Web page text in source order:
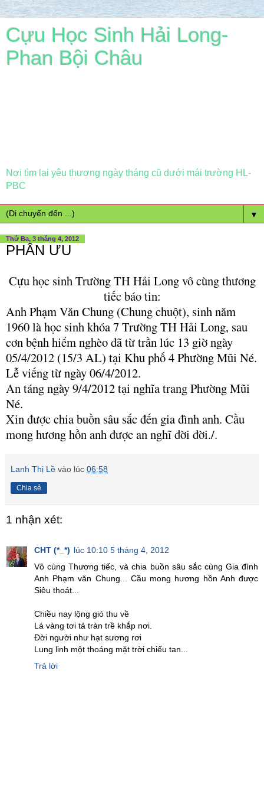
Cựu Học Sinh Hải Long-
Phan Bội Châu
Nơi tìm lại yêu thương ngày tháng cũ dưới mái trường HL-
PBC
▼
Thứ Ba, 3 tháng 4, 2012
PHÂN ƯU
Cựu học sinh Trường TH Hải Long vô cùng thương
tiếc báo tin:
Anh Phạm Văn Chung (Chung chuột), sinh năm
1960 là học sinh khóa 7 Trường TH Hải Long, sau
cơn bệnh hiểm nghèo đã từ trần lúc 13 giờ ngày
05/4/2012 (15/3 AL) tại Khu phố 4 Phường Mũi Né.
Lễ viếng từ ngày 06/4/2012.
An táng ngày 9/4/2012 tại nghĩa trang Phường Mũi
Né.
Xin được chia buồn sâu sắc đến gia đình anh. Cầu
mong hương hồn anh được an nghĩ đời đời./.
Lanh Thị Lề vào lúc 06:58
Chia sẻ
1 nhận xét:
CHT (*_*) lúc 10:10 5 tháng 4, 2012
Vô cùng Thương tiếc, và chia buồn sâu sắc cùng Gia đình
Anh Phạm văn Chung... Cầu mong hương hồn Anh được
Siêu thoát...
Chiều nay lộng gió thu về
Lá vàng tơi tả tràn trề khắp nơi.
Đời người như hạt sương rơi
Lung linh một thoáng mặt trời chiếu tan...
Trả lời